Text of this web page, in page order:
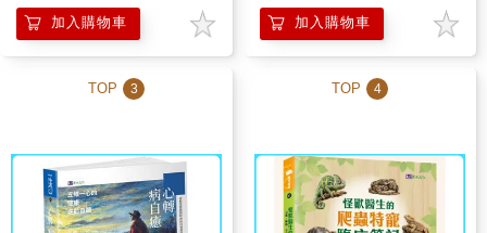
加入購物車 加入購物車
TOP 3 TOP 4